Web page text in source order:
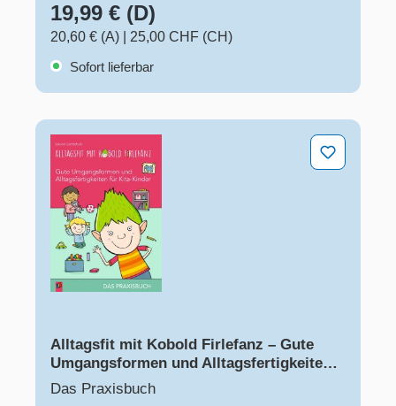
19,99 € (D)
20,60 € (A)
25,00 CHF (CH)
Sofort lieferbar
Alltagsfit mit Kobold Firlefanz – Gute Umgangsformen
Alltagsfit mit Kobold Firlefanz – Gute
Umgangsformen und Alltagsfertigkeiten
für Kita-Kinder
Das Praxisbuch